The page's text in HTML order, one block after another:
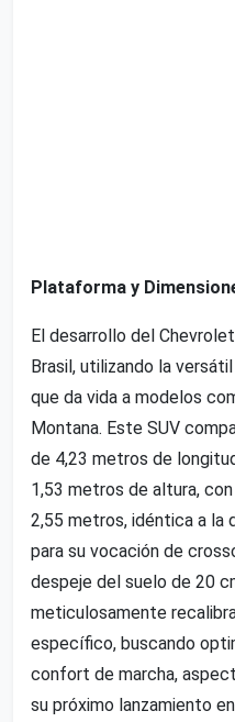
Plataforma y
El desarrollo del
Brasil, utilizando la
que da vida a modelos
Montana. Este SUV
de 4,23 metros de
1,53 metros de altura,
2,55 metros, idéntica a la
para su vocación de
despeje del suelo de 20
meticulosamente
específico, buscando
confort de marcha,
su próximo lanzamiento